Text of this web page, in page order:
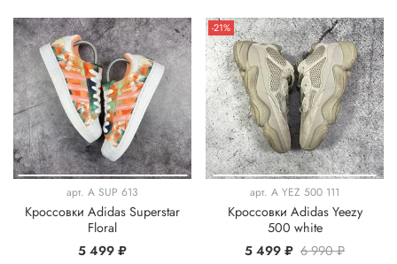
арт. A SUP 613
Кроссовки Adidas Superstar
Floral
5 499 ₽
-21%
арт. A YEZ 500 111
Кроссовки Adidas Yeezy
500 white
5 499 ₽ 6 990 ₽